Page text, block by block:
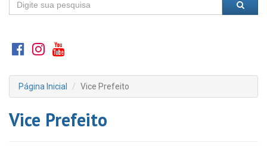
Página Inicial Vice Prefeito
Vice Prefeito